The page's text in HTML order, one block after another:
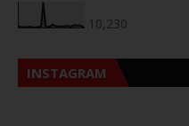
10,230
INSTAGRAM